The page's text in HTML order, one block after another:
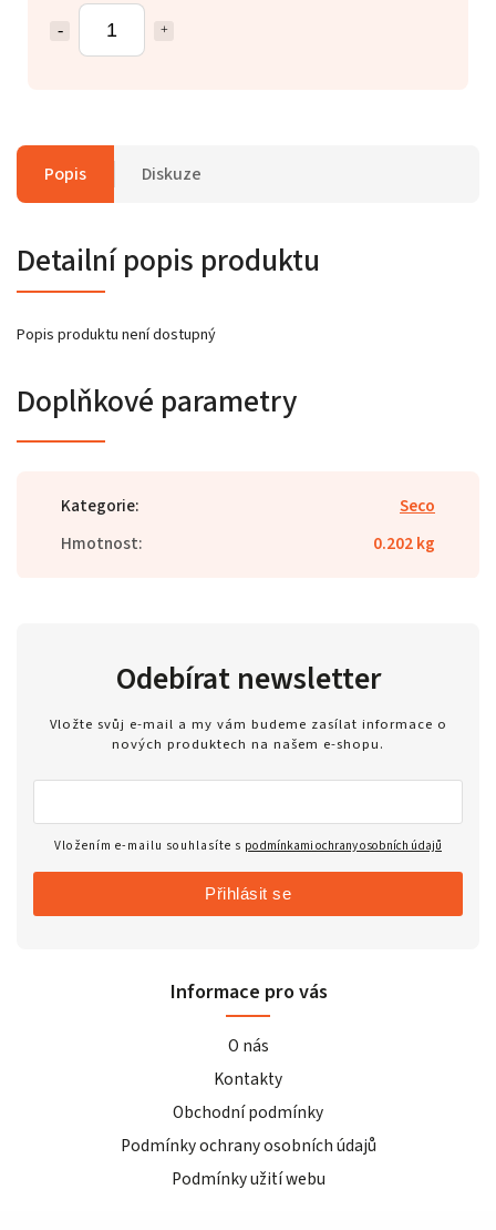
Popis Diskuze
Detailní popis produktu
Popis produktu není dostupný
Doplňkové parametry
Kategorie:
Seco
Hmotnost: 0.202 kg
Odebírat newsletter
Vložte svůj e-mail a my vám budeme zasílat informace o
nových produktech na našem e-shopu.
Vložením e-mailu souhlasíte s podmínkami ochrany osobních údajů
Přihlásit se
Informace pro vás
O nás
Kontakty
Obchodní podmínky
Podmínky ochrany osobních údajů
Podmínky užití webu